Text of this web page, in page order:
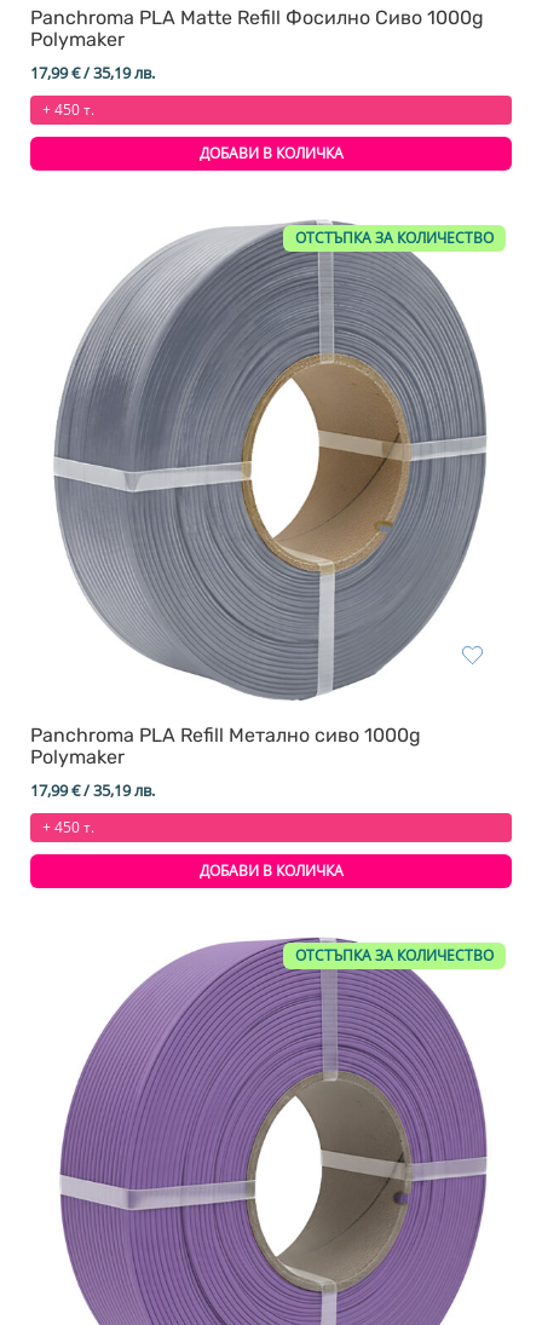
Panchroma PLA Matte Refill Фосилно Сиво 1000g
Polymaker
17,99€/ 35,19 лв.
+ 450 т.
ДОБАВИ В КОЛИЧКА
ОТСТЪПКА ЗА КОЛИЧЕСТВО
Panchroma PLA Refill Метално сиво 1000g
Polymaker
17,99€/ 35,19 лв.
+ 450 т.
ДОБАВИ В КОЛИЧКА
ОТСТЪПКА ЗА КОЛИЧЕСТВО